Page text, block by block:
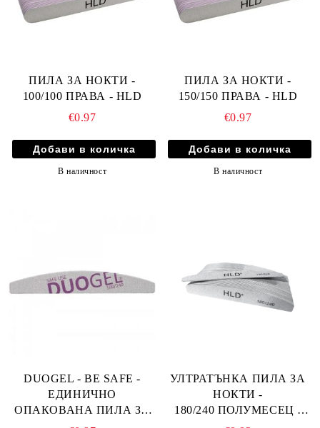
ПИЛА ЗА НОКТИ -
100/100 ПРАВА - HLD
€0.97
В наличност
ПИЛА ЗА НОКТИ -
150/150 ПРАВА - HLD
€0.97
В наличност
DUOGEL - BE SAFE -
ЕДИНИЧНО
ОПАКОВАНА ПИЛА ЗА
НОКТИ МОСТ - 180/240
УЛТРАТЪНКА ПИЛА ЗА
НОКТИ -
180/240 ПОЛУМЕСЕЦ -
HLD